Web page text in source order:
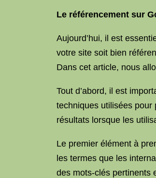
Le référencement sur
Aujourd’hui, il est
votre site soit bien
Dans cet article, nous
Tout d’abord, il est
techniques utilisées pour
résultats lorsque les
Le premier élément à
les termes que les
des mots-clés pertinents